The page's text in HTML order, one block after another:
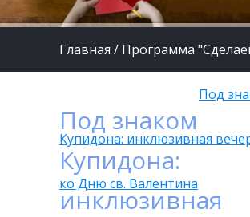
Главная / Программа
Под
Купидона: инклюзивная
ко Дню св. Валентина
Под знаком
Купидона:
инклюзивная